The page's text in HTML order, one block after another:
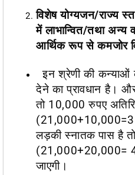
विशेष योग्यजन/राज्य
में लाभान्वित/तथा अन्य
आर्थिक रूप से कमजोर
इन श्रेणी की कन्याओं
देने का प्रावधान है।
तो 10,000 रुपए
लड़की स्नातक पास है
(21,000+20,000=
जाएगी।